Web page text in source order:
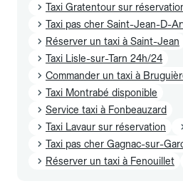
Taxi Gratentour sur
Taxi pas cher Saint-Jean-D-
Réserver un taxi à Saint-Jean
Taxi Lisle-sur-Tarn 24h/24
Commander un taxi à
Taxi Montrabé disponible
Service taxi à Fonbeauzard
Taxi Lavaur sur réservation
Taxi pas cher Gagnac-sur-
Réserver un taxi à Fenouillet